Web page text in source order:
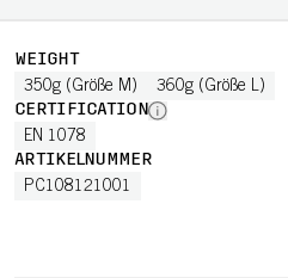
WEIGHT
350g (Größe M) 360g (Größe L)
CERTIFICATION
EN 1078
ARTIKELNUMMER
PC108121001